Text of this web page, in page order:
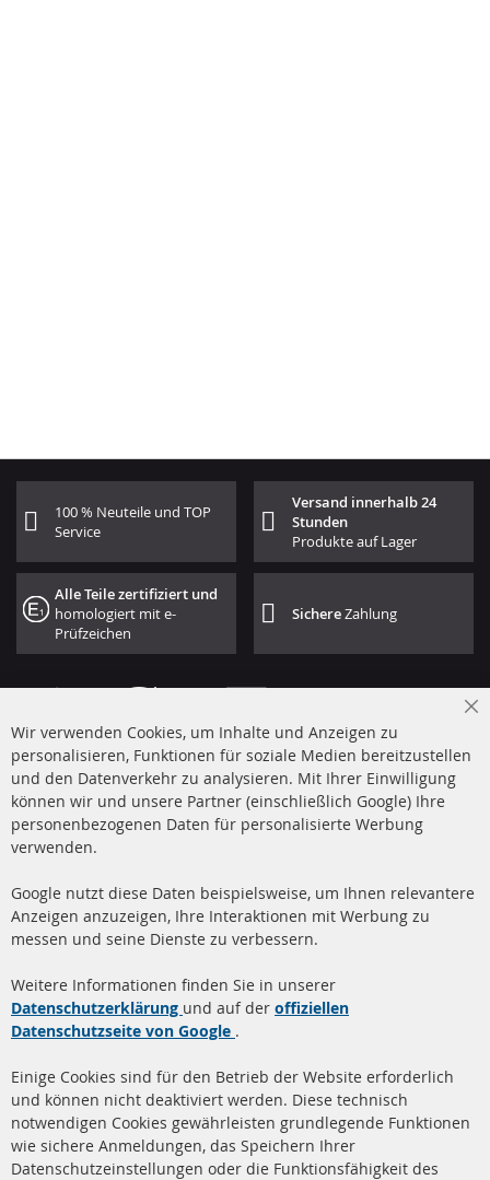
100 % Neuteile und TOP
Service
Versand innerhalb 24
Stunden
Produkte auf Lager
Alle Teile zertifiziert und
homologiert mit e-
Prüfzeichen
SichereZahlung
+49 (0) 4533 799 00 0
Mo-Do: 09-17 Uhr, Fr 09-16 Uhr
info@contra-automotive.de
facebook
instagram
Quick Links
Dieselpartikelfilter (DPF)
Dieselpartikelfilter
Katalysator (KAT)
Sensoren
FAQ
Kundenservice
Über uns
Versandkosten
Kontakt
Vertrag widerrufen
Wir verwenden Cookies, um Inhalte und Anzeigen zu
personalisieren, Funktionen für soziale Medien bereitzustellen
und den Datenverkehr zu analysieren. Mit Ihrer Einwilligung
können wir und unsere Partner (einschließlich Google) Ihre
personenbezogenen Daten für personalisierte Werbung
verwenden.
Google nutzt diese Daten beispielsweise, um Ihnen relevantere
Anzeigen anzuzeigen, Ihre Interaktionen mit Werbung zu
messen und seine Dienste zu verbessern.
Weitere Informationen finden Sie in unserer
Datenschutzerklärung und auf der offiziellen
Datenschutzseite von Google .
Einige Cookies sind für den Betrieb der Website erforderlich
und können nicht deaktiviert werden. Diese technisch
notwendigen Cookies gewährleisten grundlegende Funktionen
wie sichere Anmeldungen, das Speichern Ihrer
Datenschutzeinstellungen oder die Funktionsfähigkeit des